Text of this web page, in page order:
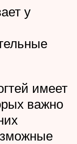
у
имеет
важно